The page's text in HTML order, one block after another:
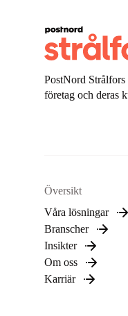
PostNord
företag och deras
Översikt
Våra lösningar
Branscher
Insikter
Om oss
Karriär